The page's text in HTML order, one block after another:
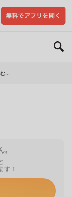
...
す！